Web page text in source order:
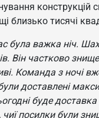
конструкцій
близько тисячі
була важка ніч.
Він частково
Команда з ночі
доставлені
буде
чиї посилки були